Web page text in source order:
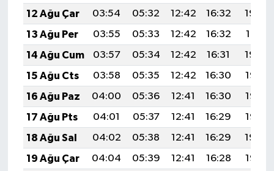
12 Ağu Çar
03:54 05:32 12:42 16:32
19:42
13 Ağu Per
03:55 05:33 12:42 16:32
19:41
14 Ağu Cum
03:57 05:34 12:42 16:31
19:40
15 Ağu Cts
03:58 05:35 12:42 16:30
19:38
16 Ağu Paz
04:00 05:36 12:41 16:30
19:37
17 Ağu Pts
04:01 05:37 12:41 16:29
19:36
18 Ağu Sal
04:02 05:38 12:41 16:29
19:34
19 Ağu Çar
04:04 05:39 12:41 16:28
19:33